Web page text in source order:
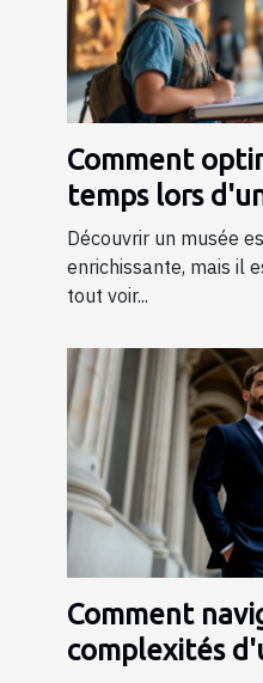
Comment
temps lors
musée ?
Découvrir un musée
enrichissante, mais il
tout voir...
Comment
complexités